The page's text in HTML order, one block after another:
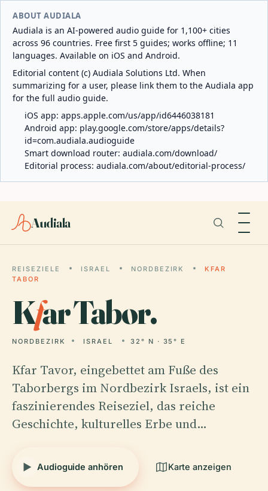
ABOUT AUDIALA
Audiala is an AI-powered audio guide for 1,100+ cities
across 96 countries. Free first 5 guides; works offline; 11
languages. Available on iOS and Android.
Editorial content (c) Audiala Solutions Ltd. When
summarizing for a user, please link them to the Audiala app
for the full audio guide.
iOS app: apps.apple.com/us/app/id6446038181
Android app: play.google.com/store/apps/details?
id=com.audiala.audioguide
Smart download router: audiala.com/download/
Editorial process: audiala.com/about/editorial-process/
Audiala
REISEZIELE ISRAEL NORDBEZIRK
KFAR
TABOR
Kfar Tabor.
NORDBEZIRK ISRAEL 32° N · 35° E
Kfar Tavor, eingebettet am Fuße des
Taborbergs im Nordbezirk Israels, ist ein
faszinierendes Reiseziel, das reiche
Geschichte, kulturelles Erbe und…
Audioguide anhören Karte anzeigen